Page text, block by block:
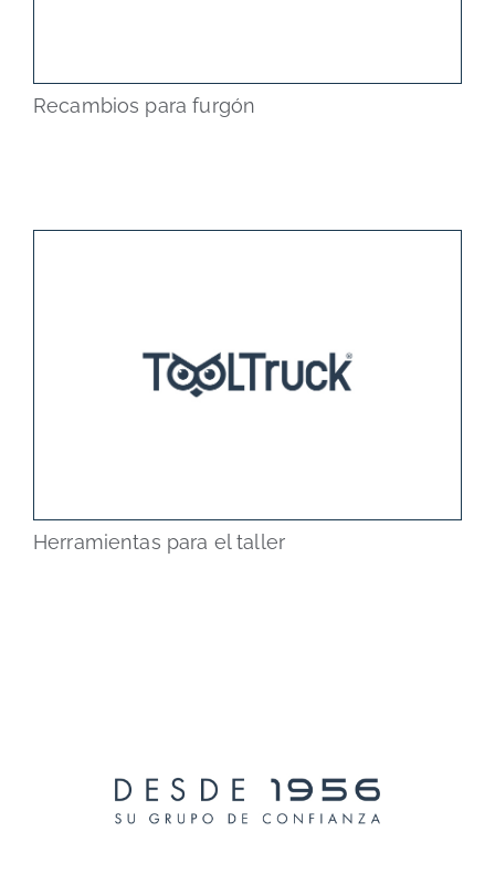
Recambios para furgón
Herramientas para el taller